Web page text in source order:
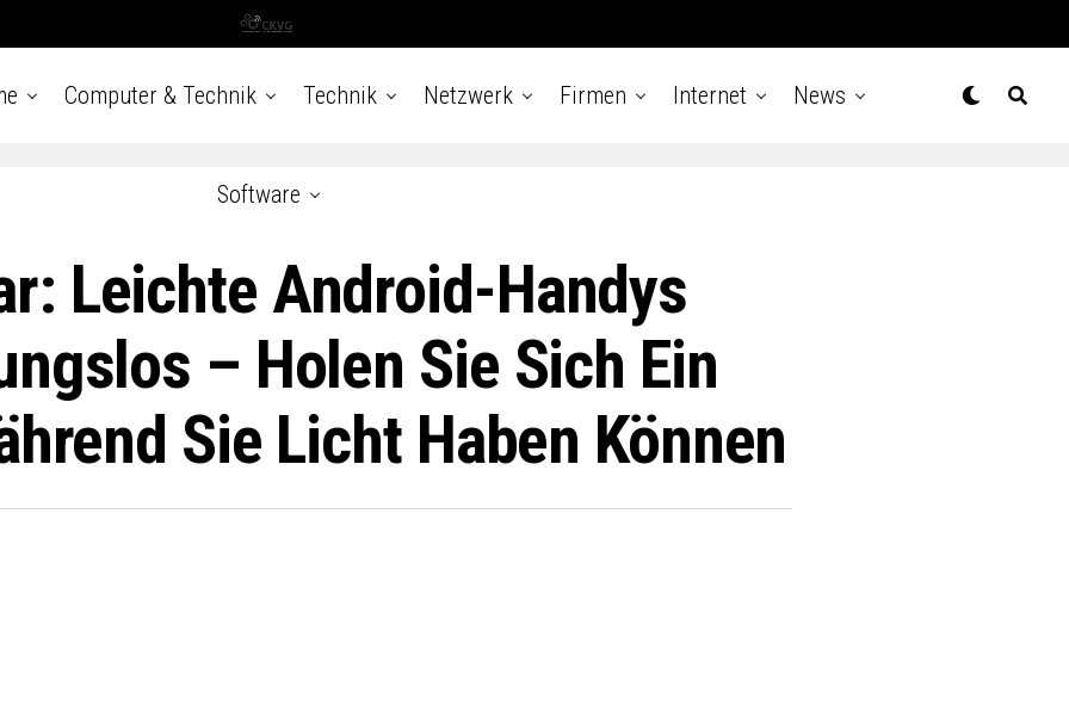
Computer & Technik Technik Netzwerk Firmen Internet News
Software
Leichte Android-Handys
– Holen Sie Sich Ein
Sie Licht Haben Können